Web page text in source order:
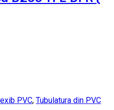
PVC, Tubulatura din PVC